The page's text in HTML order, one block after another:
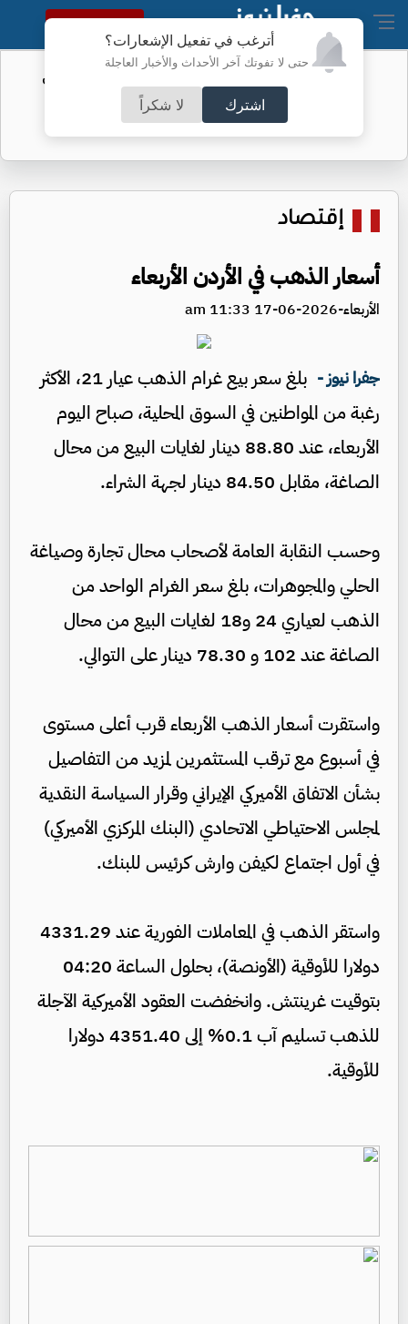
أترغب في تفعيل الإشعارات؟
حتى لا تفوتك آخر الأحداث والأخبار العاجلة
اشترك لا شكراً
النسخة الكاملة
الفيفا يحول مستحقات الأردن المالية من
كأس العرب
إقتصاد
أسعار الذهب في الأردن الأربعاء
الأربعاء-2026-06-17 11:33 am
جفرا نيوز -
بلغ سعر بيع غرام الذهب عيار 21، الأكثر
رغبة من المواطنين في السوق المحلية، صباح اليوم
الأربعاء، عند 88.80 دينار لغايات البيع من محال
الصاغة، مقابل 84.50 دينار لجهة الشراء.
وحسب النقابة العامة لأصحاب محال تجارة وصياغة
الحلي والمجوهرات، بلغ سعر الغرام الواحد من
الذهب لعياري 24 و18 لغايات البيع من محال
الصاغة عند 102 و 78.30 دينار على التوالي.
واستقرت أسعار الذهب الأربعاء قرب أعلى مستوى
في أسبوع مع ترقب المستثمرين لمزيد من التفاصيل
بشأن الاتفاق الأميركي الإيراني وقرار السياسة النقدية
لمجلس الاحتياطي الاتحادي (البنك المركزي الأميركي)
في أول اجتماع لكيفن وارش كرئيس للبنك.
واستقر الذهب في المعاملات الفورية عند 4331.29
دولارا للأوقية (الأونصة)، بحلول الساعة 04:20
بتوقيت غرينتش. وانخفضت العقود الأميركية الآجلة
للذهب تسليم آب 0.1% إلى 4351.40 دولارا
للأوقية.